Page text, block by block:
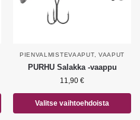
PIENVALMISTEVAAPUT, VAAPUT
PURHU Salakka -vaappu
11,90 €
Valitse vaihtoehdoista